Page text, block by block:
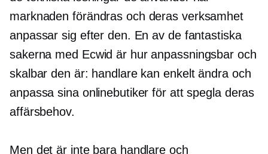
marknaden förändras och deras verksamhet
anpassar sig efter den. En av de fantastiska
sakerna med Ecwid är hur anpassningsbar och
skalbar den är: handlare kan enkelt ändra och
anpassa sina onlinebutiker för att spegla deras
affärsbehov.
Men det är inte bara handlare och